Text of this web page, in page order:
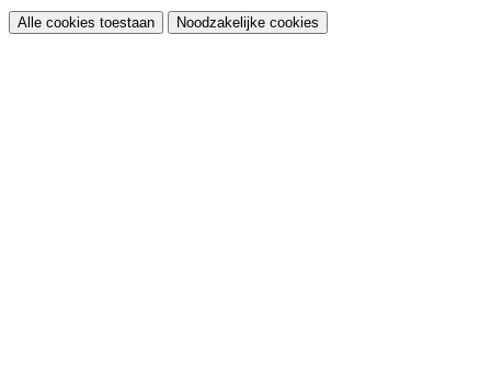
Alle cookies toestaan Noodzakelijke cookies